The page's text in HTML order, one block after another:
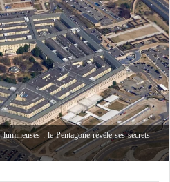
: le Pentagone révèle ses secrets